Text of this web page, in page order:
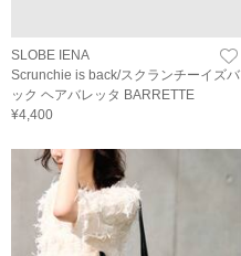
SLOBE IENA
Scrunchie is back/スクランチーイズバ
ック ヘアバレッタ BARRETTE
¥4,400